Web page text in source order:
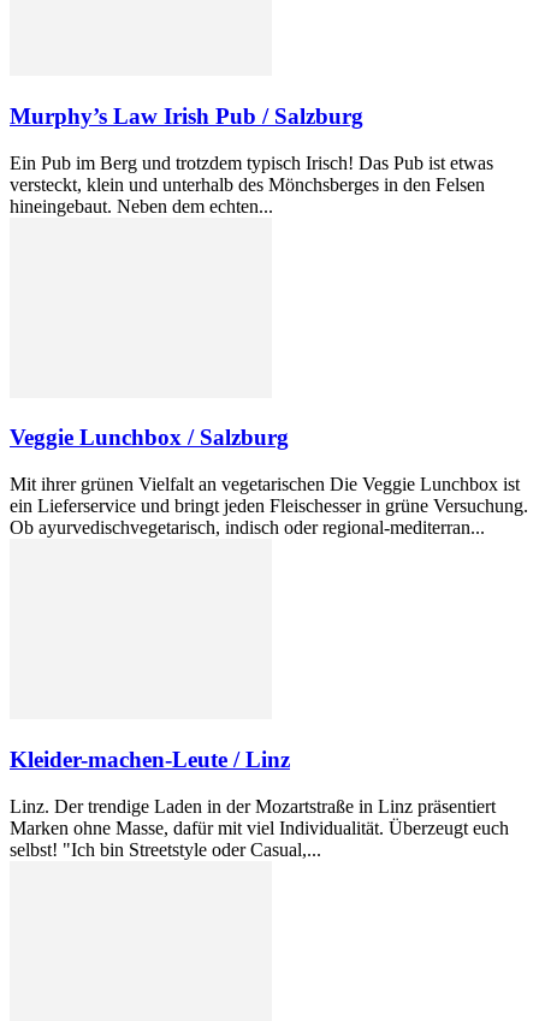
Murphy’s Law Irish Pub / Salzburg
Ein Pub im Berg und trotzdem typisch Irisch! Das Pub ist etwas
versteckt, klein und unterhalb des Mönchsberges in den Felsen
hineingebaut. Neben dem echten...
Veggie Lunchbox / Salzburg
Mit ihrer grünen Vielfalt an vegetarischen Die Veggie Lunchbox ist
ein Lieferservice und bringt jeden Fleischesser in grüne Versuchung.
Ob ayurvedischvegetarisch, indisch oder regional-mediterran...
Kleider-machen-Leute / Linz
Linz. Der trendige Laden in der Mozartstraße in Linz präsentiert
Marken ohne Masse, dafür mit viel Individualität. Überzeugt euch
selbst! "Ich bin Streetstyle oder Casual,...